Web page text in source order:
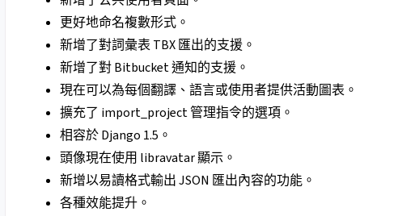
更好地命名複數形式。
新增了對詞彙表 TBX 匯出的支援。
新增了對 Bitbucket 通知的支援。
現在可以為每個翻譯、語言或使用者提供活動圖表。
擴充了 import_project 管理指令的選項。
相容於 Django 1.5。
頭像現在使用 libravatar 顯示。
新增以易讀格式輸出 JSON 匯出內容的功能。
各種效能提升。